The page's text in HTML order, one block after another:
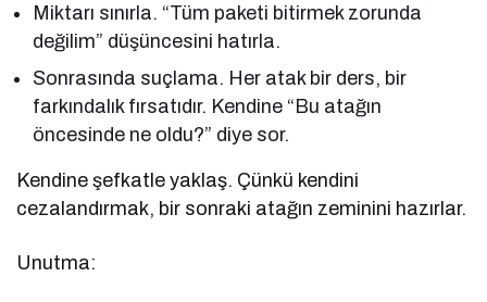
Miktarı sınırla. “Tüm paketi bitirmek zorunda
değilim” düşüncesini hatırla.
Sonrasında suçlama. Her atak bir ders, bir
farkındalık fırsatıdır. Kendine “Bu atağın
öncesinde ne oldu?” diye sor.
Kendine şefkatle yaklaş. Çünkü kendini
cezalandırmak, bir sonraki atağın zeminini hazırlar.
Unutma: